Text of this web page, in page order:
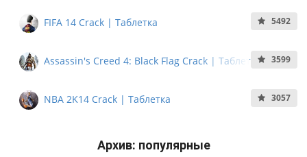
FIFA 14 Crack | Таблетка 5492
Assassin's Creed 4: Black Flag Crack | Таблетка 3599
NBA 2K14 Crack | Таблетка 3057
Архив: популярные